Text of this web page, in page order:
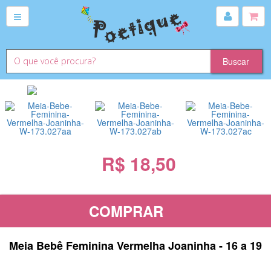
R$ 18,50
COMPRAR
Meia Bebê Feminina Vermelha Joaninha - 16 a 19